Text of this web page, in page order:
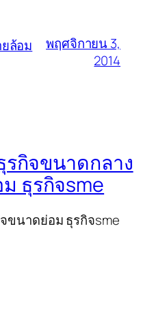
ล้อม
พฤศจิกายน 3,
2014
รกิจขนาดกลาง
ธุรกิจsme
ขนาดย่อม ธุรกิจsme